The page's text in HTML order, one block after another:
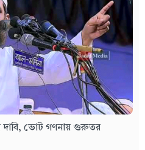
দাবি, ভোট গণনায় গুরুতর